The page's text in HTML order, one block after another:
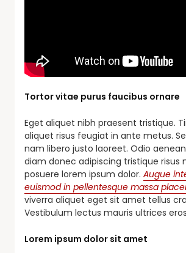
Tortor vitae purus faucibus ornare
Eget aliquet nibh praesent tristique.
aliquet risus feugiat in ante metus.
nam libero justo laoreet. Odio
diam donec adipiscing tristique risus
posuere lorem ipsum dolor. Augue
euismod in pellentesque massa
viverra aliquet eget sit amet tellus
Vestibulum lectus mauris ultrices
Lorem ipsum dolor sit amet